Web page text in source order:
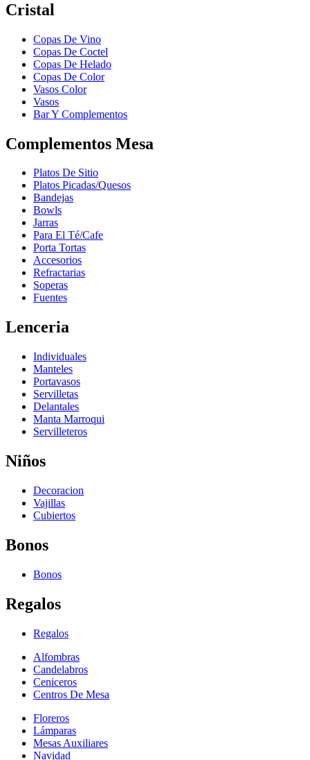
Cristal
Copas De Vino
Copas De Coctel
Copas De Helado
Copas De Color
Vasos Color
Vasos
Bar Y Complementos
Complementos Mesa
Platos De Sitio
Platos Picadas/Quesos
Bandejas
Bowls
Jarras
Para El Té/Cafe
Porta Tortas
Accesorios
Refractarias
Soperas
Fuentes
Lenceria
Individuales
Manteles
Portavasos
Servilletas
Delantales
Manta Marroqui
Servilleteros
Niños
Decoracion
Vajillas
Cubiertos
Bonos
Bonos
Regalos
Regalos
Alfombras
Candelabros
Ceniceros
Centros De Mesa
Floreros
Lámparas
Mesas Auxiliares
Navidad